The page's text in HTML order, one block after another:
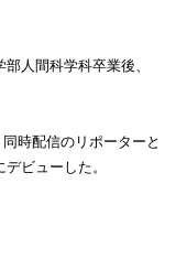
人間科学科卒業後、
時配信のリポーターと
ビューした。